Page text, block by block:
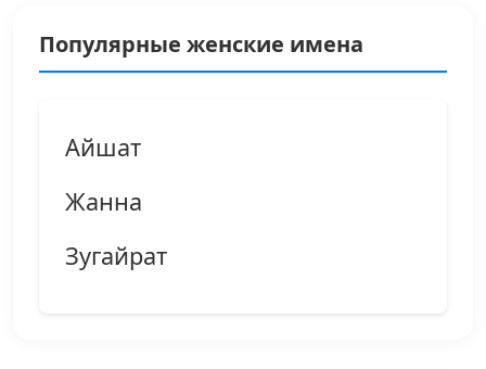
Популярные женские имена
Айшат
Жанна
Зугайрат